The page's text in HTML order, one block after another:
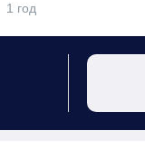
1 год